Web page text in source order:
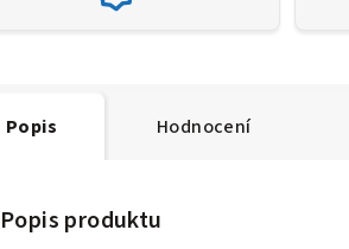
Popis Hodnocení
Popis produktu